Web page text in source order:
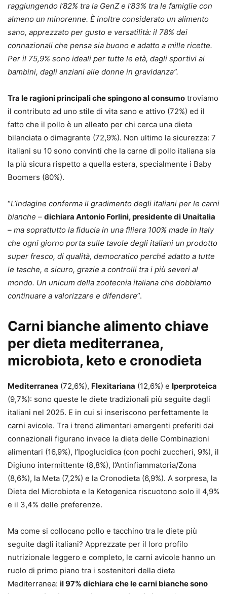
raggiungendo l’82% tra la GenZ e l’83% tra le famiglie con
almeno un minorenne. È inoltre considerato un alimento
sano, apprezzato per gusto e versatilità: il 78% dei
connazionali che pensa sia buono e adatto a mille ricette.
Per il 75,9% sono ideali per tutte le età, dagli sportivi ai
bambini, dagli anziani alle donne in gravidanza”.
Tra le ragioni principali che spingono al consumo troviamo
il contributo ad uno stile di vita sano e attivo (72%) ed il
fatto che il pollo è un alleato per chi cerca una dieta
bilanciata o dimagrante (72,9%). Non ultimo la sicurezza: 7
italiani su 10 sono convinti che la carne di pollo italiana sia
la più sicura rispetto a quella estera, specialmente i Baby
Boomers (80%).
“L’indagine conferma il gradimento degli italiani per le carni
bianche – dichiara Antonio Forlini, presidente di Unaitalia
– ma soprattutto la fiducia in una filiera 100% made in Italy
che ogni giorno porta sulle tavole degli italiani un prodotto
super fresco, di qualità, democratico perché adatto a tutte
le tasche, e sicuro, grazie a controlli tra i più severi al
mondo. Un unicum della zootecnia italiana che dobbiamo
continuare a valorizzare e difendere”.
Carni bianche alimento chiave
per dieta mediterranea,
microbiota, keto e cronodieta
Mediterranea (72,6%), Flexitariana (12,6%) e Iperproteica
(9,7%): sono queste le diete tradizionali più seguite dagli
italiani nel 2025. E in cui si inseriscono perfettamente le
carni avicole. Tra i trend alimentari emergenti preferiti dai
connazionali figurano invece la dieta delle Combinazioni
alimentari (16,9%), l’Ipoglucidica (con pochi zuccheri, 9%), il
Digiuno intermittente (8,8%), l’Antinfiammatoria/Zona
(8,6%), la Meta (7,2%) e la Cronodieta (6,9%). A sorpresa, la
Dieta del Microbiota e la Ketogenica riscuotono solo il 4,9%
e il 3,4% delle preferenze.
Ma come si collocano pollo e tacchino tra le diete più
seguite dagli italiani? Apprezzate per il loro profilo
nutrizionale leggero e completo, le carni avicole hanno un
ruolo di primo piano tra i sostenitori della dieta
Mediterranea: il 97% dichiara che le carni bianche sono